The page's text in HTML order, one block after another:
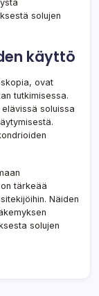
solujen
käyttö
ovat
tutkimisessa.
soluissa
tärkeää
Näiden
solujen